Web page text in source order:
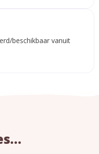
beschikbaar vanuit